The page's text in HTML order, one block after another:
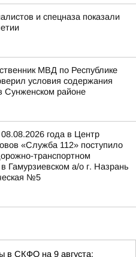
и спецназа показали
МВД по Республике
условия содержания
Сунженском районе
года в Центр
«Служба 112» поступило
транспортном
Гамурзиевском а/о г. Назрань
№5
в СКФО на 9 августа: